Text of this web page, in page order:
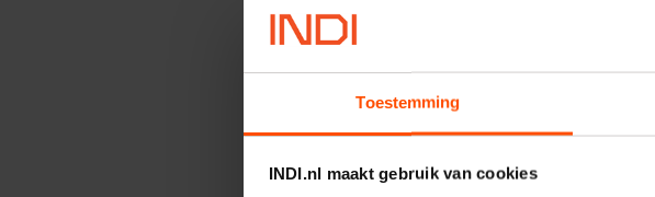
Toestemming
INDI.nl maakt gebruik van cookies